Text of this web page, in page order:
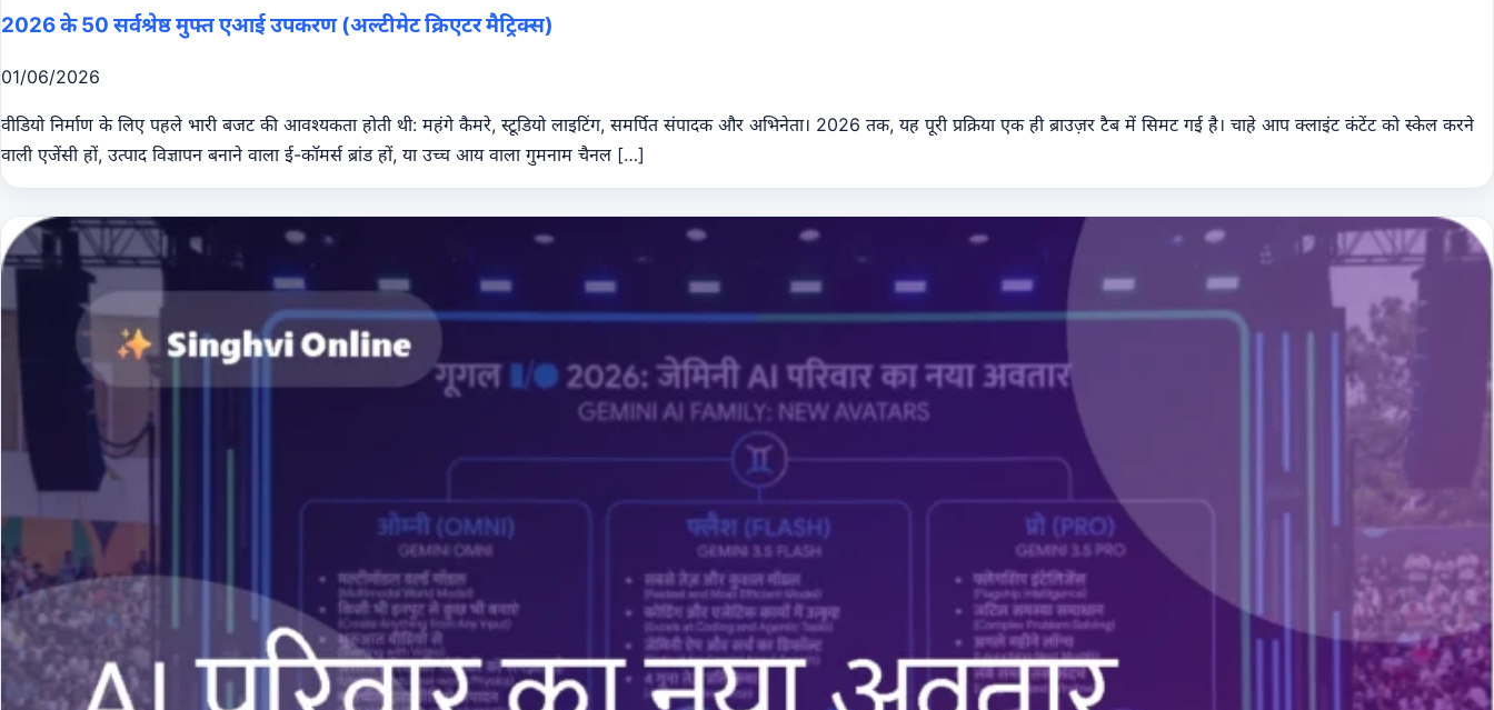
2026 के 50 सर्वश्रेष्ठ मुफ्त एआई उपकरण (अल्टीमेट क्रिएटर मैट्रिक्स)
01/06/2026
वीडियो निर्माण के लिए पहले भारी बजट की आवश्यकता होती थी: महंगे कैमरे, स्टूडियो लाइटिंग, समर्पित संपादक और अभिनेता। 2026 तक, यह पूरी प्रक्रिया एक ही ब्राउज़र टैब में सिमट गई है। चाहे आप क्लाइंट कंटेंट को स्केल करने
वाली एजेंसी हों, उत्पाद विज्ञापन बनाने वाला ई-कॉमर्स ब्रांड हों, या उच्च आय वाला गुमनाम चैनल […]